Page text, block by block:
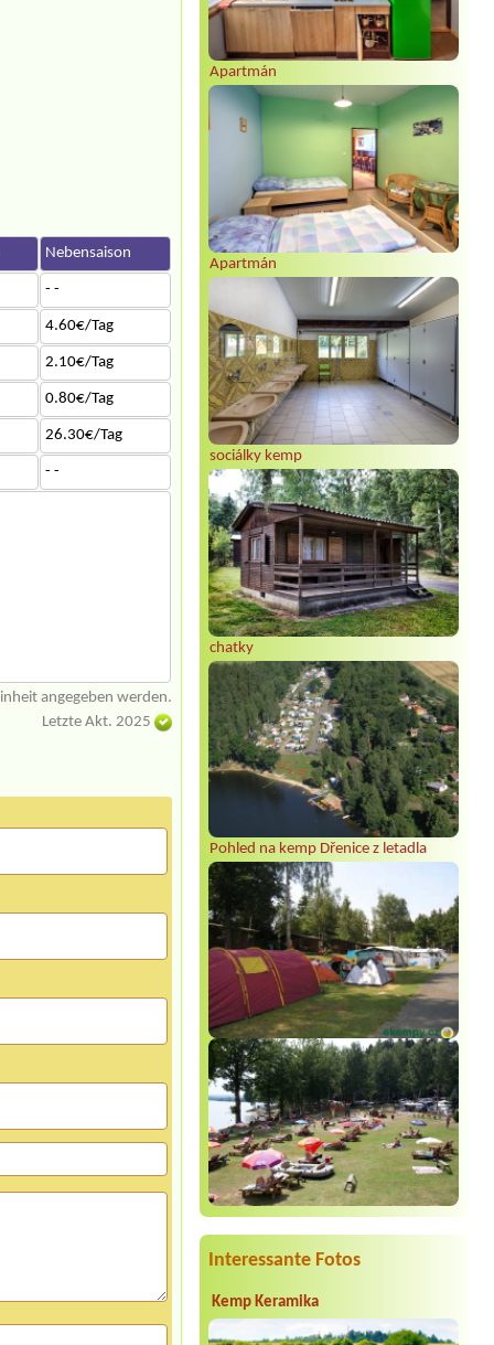
Apartmán
Apartmán
sociálky kemp
chatky
Pohled na kemp Dřenice z letadla
Interessante Fotos
Kemp Keramika
Nebensaison
- -
4.60€/Tag
2.10€/Tag
0.80€/Tag
26.30€/Tag
- -
angegeben werden.
Letzte Akt. 2025